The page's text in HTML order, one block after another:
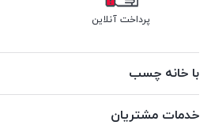
پرداخت آنلاین
با خانه چسب
خدمات مشتریان